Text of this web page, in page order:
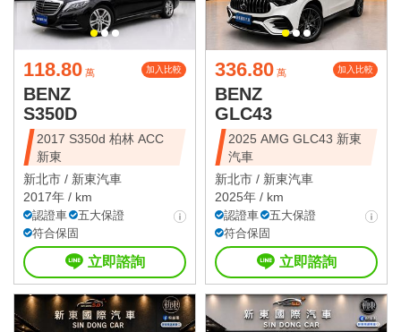
118.80 萬 加入比較
BENZ
S350D
2017 S350d 柏林 ACC
新東
新北市 / 新東汽車
2017年 / km
認證車
五大保證
符合保固
立即諮詢
336.80 萬 加入比較
BENZ
GLC43
2025 AMG GLC43 新東
汽車
新北市 / 新東汽車
2025年 / km
認證車
五大保證
符合保固
立即諮詢